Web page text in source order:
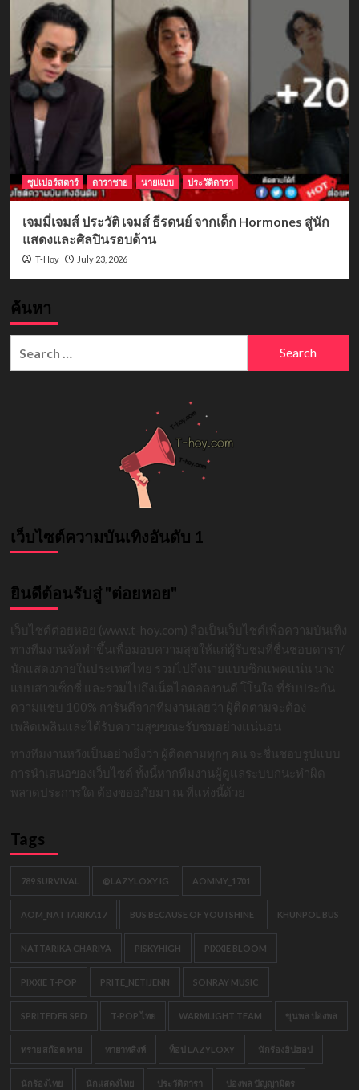
ซุปเปอร์สตาร์ ดาราชาย นายแบบ ประวัติดารา
เจมมี่เจมส์ ประวัติ เจมส์ ธีรดนย์ จากเด็ก Hormones สู่นัก
แสดงและศิลปินรอบด้าน
T-Hoy July 23, 2026
ค้นหา
เว็บไซต์ความบันเทิงอันดับ 1
ยินดีต้อนรับสู่ "ต่อยหอย"
เว็บไซต์ต่อยหอย (www.t-hoy.com) ถือเป็นเว็บไซต์เพื่อความบันเทิง
ทางทีมงานจัดทำขึ้นเพื่อมอบความสุขให้แก่ผู้รับชมที่ชื่นชอบดารา/
นักแสดงภายในประเทศไทย รวมไปถึงนายแบบซิกแพคแน่น นาง
แบบสาวเซ็กซี่ และรวมไปถึงเน็ตไอดอลงานดี โโนใจ ที่รับประกัน
ความแซ่บ 100% การันตีจากทีมงานเลยว่า ผู้ติดตามจะต้อง
เพลิดเพลินและได้รับความสุขขณะรับชมอย่างแน่นอน
ทางทีมงานหวังเป็นอย่างยิ่งว่า ผู้ติดตามทุกๆ คน จะชื่นชอบรูปแบบ
การนำเสนอของเว็บไซต์ ทั้งนี้หากทีมงานผู้ดูแลระบบกนะทำผิด
พลาดประการใด ต้องขออภัยมา ณ ที่แห่งนี้ด้วย
Tags
789 SURVIVAL @LAZYLOXY IG AOMMY_1701
AOM_NATTARIKA17 BUS BECAUSE OF YOU I SHINE KHUNPOL BUS
NATTARIKA CHARIYA PISKYHIGH PIXXIE BLOOM
PIXXIE T-POP PRITE_NETIJENN SONRAY MUSIC
SPRITEDER SPD T-POP ไทย WARMLIGHT TEAM ขุนพล ปองพล
ทราย สก๊อต พาย ทายาทสิงห์ ท็อป LAZYLOXY นักร้องฮิปฮอป
นักร้องไทย นักแสดงไทย ประวัติดารา ปองพล ปัญญามิตร